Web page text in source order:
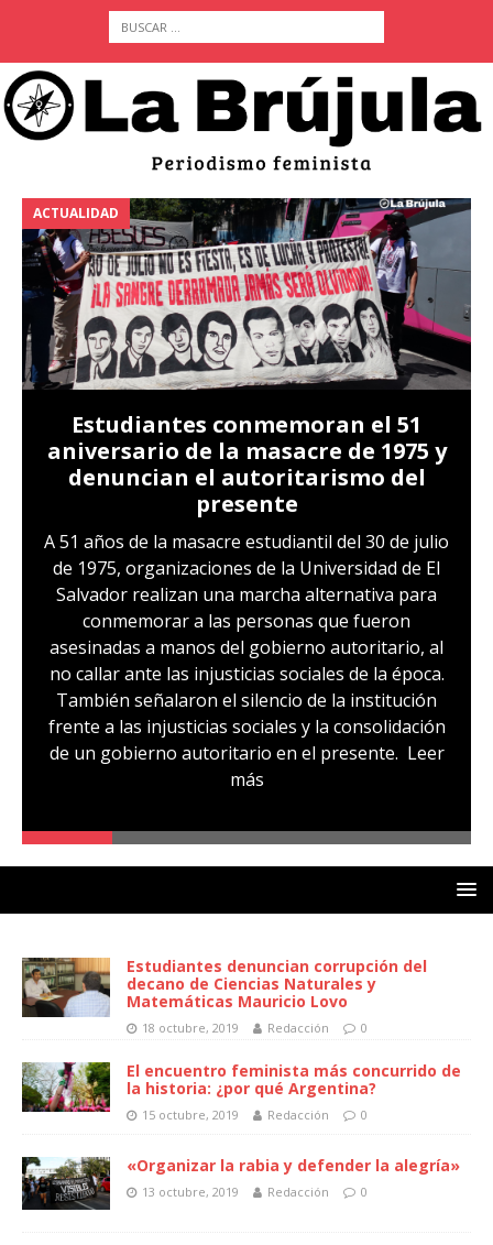
ACTUALIDAD
Estudiantes conmemoran el 51
aniversario de la masacre de 1975 y
denuncian el autoritarismo del
presente
A 51 años de la masacre estudiantil del 30 de julio
de 1975, organizaciones de la Universidad de El
Salvador realizan una marcha alternativa para
conmemorar a las personas que fueron
asesinadas a manos del gobierno autoritario, al
no callar ante las injusticias sociales de la época.
También señalaron el silencio de la institución
frente a las injusticias sociales y la consolidación
de un gobierno autoritario en el presente. Leer
más
Estudiantes denuncian corrupción del
decano de Ciencias Naturales y
Matemáticas Mauricio Lovo
18 octubre, 2019 Redacción 0
El encuentro feminista más concurrido de
la historia: ¿por qué Argentina?
15 octubre, 2019 Redacción 0
«Organizar la rabia y defender la alegría»
13 octubre, 2019 Redacción 0